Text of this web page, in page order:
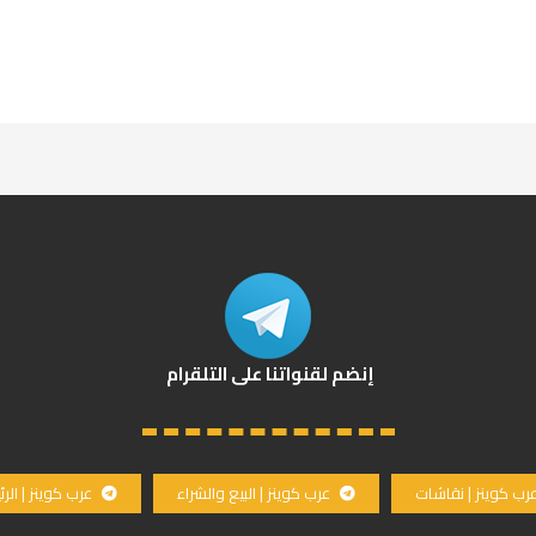
إنضم لقنواتنا على التلقرام
عرب كوينز | نقاشات عرب كوينز | البيع والشراء عرب كوينز |